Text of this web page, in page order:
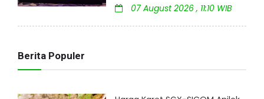
07 August 2026 , 11:10 WIB
Berita Populer